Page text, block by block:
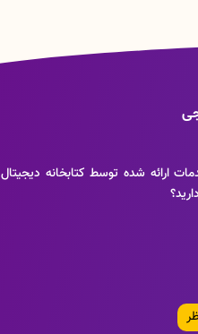
ارائه شده توسط کتابخانه دیجیتال